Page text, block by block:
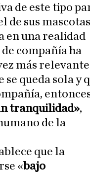
de este tipo
de sus
en una realidad
compañía ha
más
se queda sola y
tranquilidad»,
de la
que la
«bajo